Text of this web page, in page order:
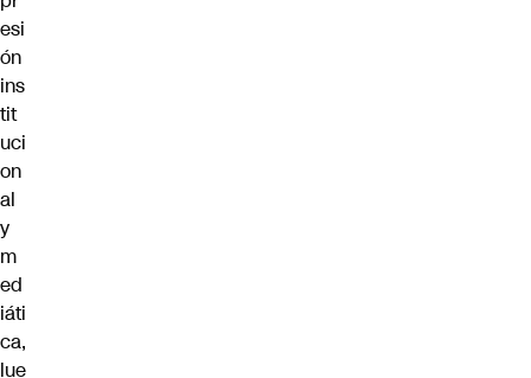
esi
ón
ins
tit
uci
on
al
y
m
ed
iáti
ca,
lue